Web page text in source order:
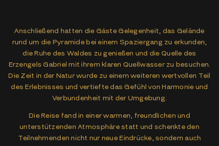
Anschließend hatten die Gäste Gelegenheit, das Gelände
rund um die Pyramide bei einem Spaziergang zu erkunden,
die Ruhe des Waldes zu genießen und die Quelle des
Erzengels Gabriel mit ihrem klaren Quellwasser zu besuchen.
Die Zeit in der Natur wurde zu einem weiteren wertvollen Teil
des Erlebnisses und vertiefte das Gefühl von Harmonie und
Verbundenheit mit der Umgebung.
Die Reise fand in einer warmen, freundlichen und
unterstützenden Atmosphäre statt und schenkte den
Teilnehmenden nicht nur neue Eindrücke, sondern auch